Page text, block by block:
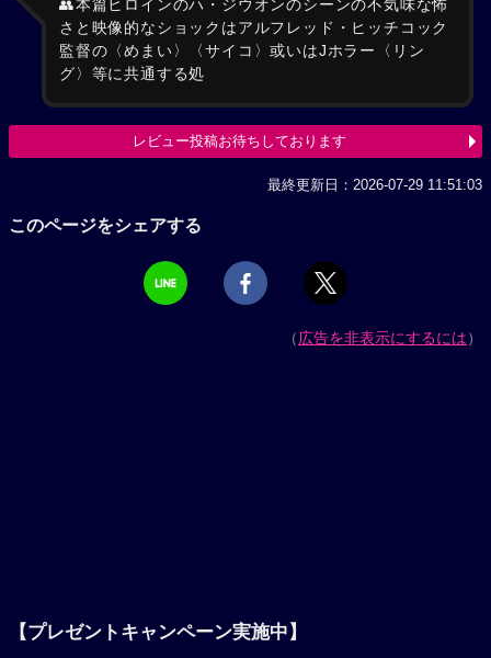
👥本篇ヒロインのハ・ジウオンのシーンの不気味な怖
さと映像的なショックはアルフレッド・ヒッチコック
監督の〈めまい〉〈サイコ〉或いはJホラー〈リン
グ〉等に共通する処
レビュー投稿お待ちしております
最終更新日：2026-07-29 11:51:03
このページをシェアする
（広告を非表示にするには）
【プレゼントキャンペーン実施中】